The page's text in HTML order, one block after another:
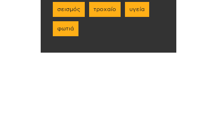
σεισμός τροχαίο υγεία
φωτιά